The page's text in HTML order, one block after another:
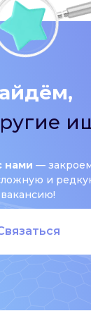
нами —
и
вакансию!